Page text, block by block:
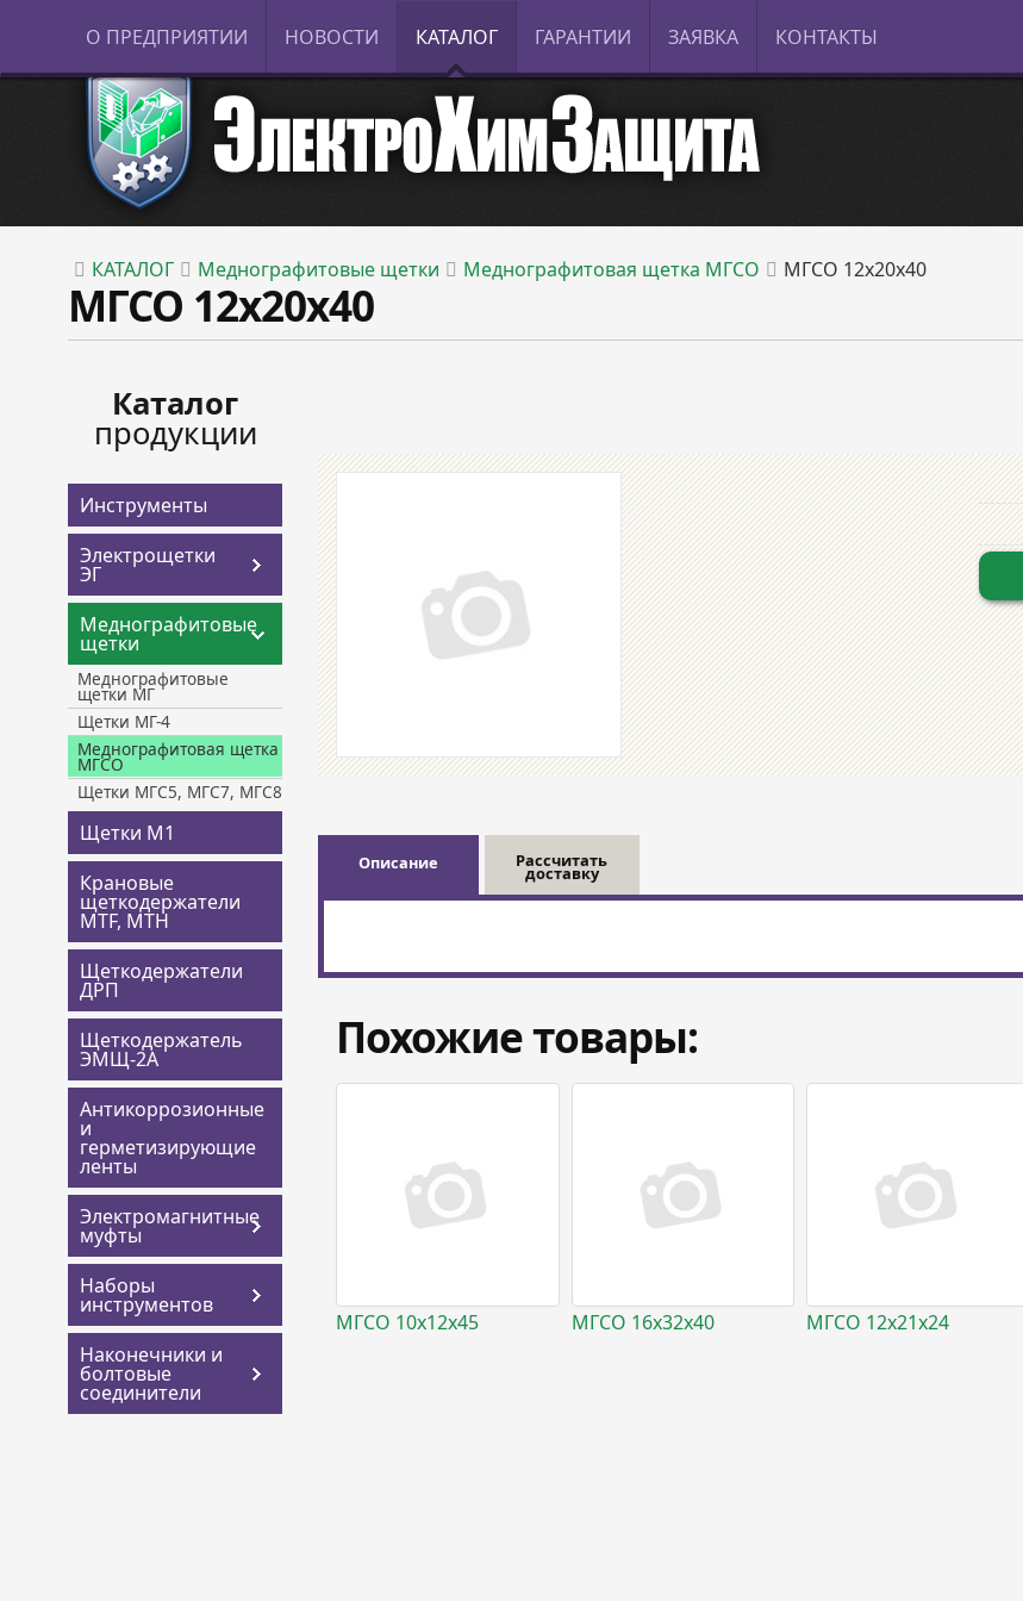
О ПРЕДПРИЯТИИ НОВОСТИ КАТАЛОГ ГАРАНТИИ ЗАЯВКА КОНТАКТЫ
КАТАЛОГ Меднографитовые щетки Меднографитовая щетка МГСО МГСО 12х20х40
МГСО 12х20х40
Каталог
продукции
Инструменты
Электрощетки
ЭГ
Меднографитовые
щетки
Меднографитовые
щетки МГ
Щетки МГ-4
Меднографитовая щетка
МГСО
Щетки МГС5, МГС7, МГС8
Щетки М1
Крановые
щеткодержатели
MTF, MTH
Щеткодержатели
ДРП
Щеткодержатель
ЭМЩ-2А
Антикоррозионные
и
герметизирующие
ленты
Электромагнитные
муфты
Наборы
инструментов
Наконечники и
болтовые
соединители
Описание Рассчитать
доставку
Похожие товары:
МГСО 10х12х45 МГСО 16х32х40 МГСО 12х21х24